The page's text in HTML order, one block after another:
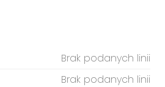
Brak podanych linii
Brak podanych linii